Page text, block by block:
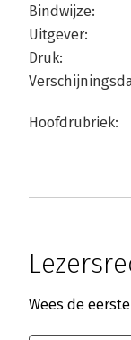
Bindwijze:
Uitgever:
Druk:
Hoofdrubriek:
Wees de